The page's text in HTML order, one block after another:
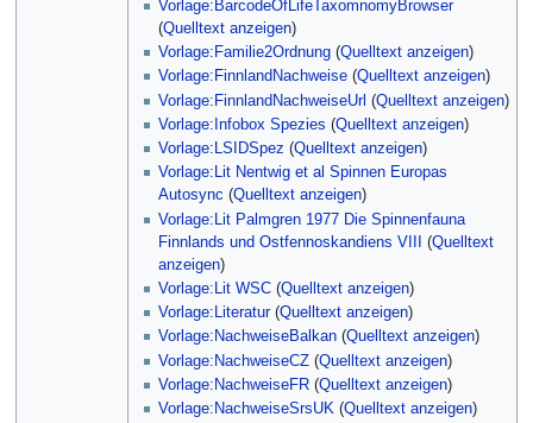
Vorlage:BarcodeOfLifeTaxomnomyBrowser
(Quelltext anzeigen)
Vorlage:Familie2Ordnung (Quelltext anzeigen)
Vorlage:FinnlandNachweise (Quelltext anzeigen)
Vorlage:FinnlandNachweiseUrl (Quelltext anzeigen)
Vorlage:Infobox Spezies (Quelltext anzeigen)
Vorlage:LSIDSpez (Quelltext anzeigen)
Vorlage:Lit Nentwig et al Spinnen Europas
Autosync (Quelltext anzeigen)
Vorlage:Lit Palmgren 1977 Die Spinnenfauna
Finnlands und Ostfennoskandiens VIII
(Quelltext
anzeigen)
Vorlage:Lit WSC (Quelltext anzeigen)
Vorlage:Literatur(Quelltext anzeigen)
Vorlage:NachweiseBalkan (Quelltext anzeigen)
Vorlage:NachweiseCZ (Quelltext anzeigen)
Vorlage:NachweiseFR (Quelltext anzeigen)
Vorlage:NachweiseSrsUK (Quelltext anzeigen)